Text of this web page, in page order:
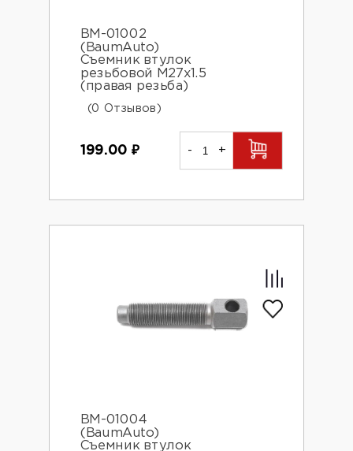
BM-01002
(BaumAuto)
Съемник втулок
резьбовой М27х1.5
(правая резьба)
(0 Отзывов)
199.00 ₽ - +
BM-01004
(BaumAuto)
Съемник втулок